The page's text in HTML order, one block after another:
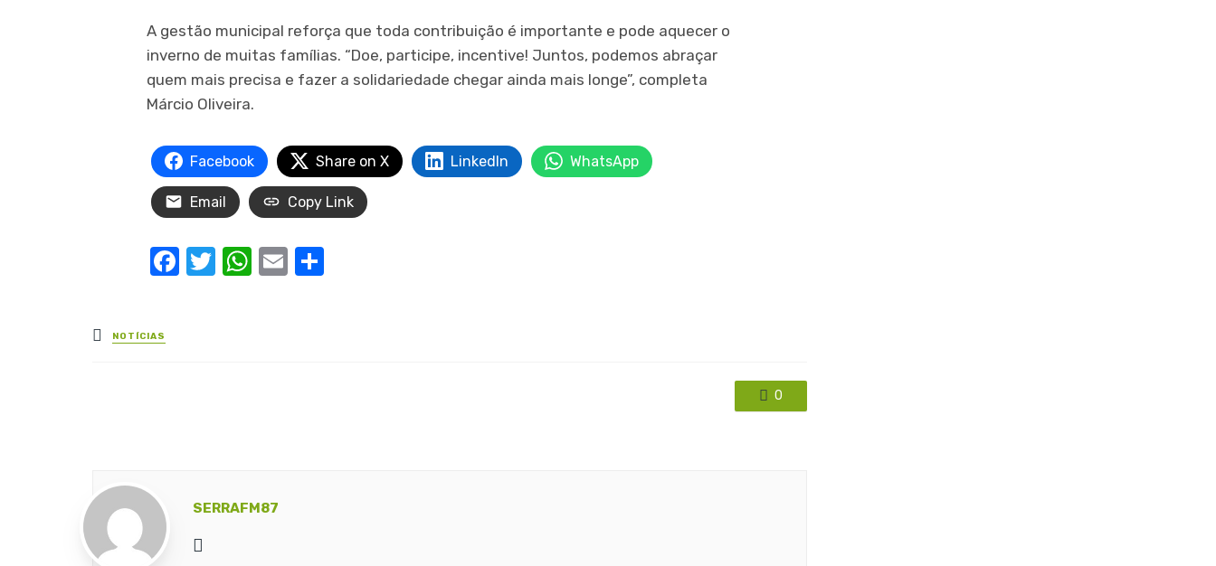
A gestão municipal reforça que toda contribuição é importante e pode aquecer o
inverno de muitas famílias. “Doe, participe, incentive! Juntos, podemos abraçar
quem mais precisa e fazer a solidariedade chegar ainda mais longe”, completa
Márcio Oliveira.
Facebook Share on X LinkedIn WhatsApp
Email Copy Link
Facebook
Twitter
WhatsApp
Email
Posted
in
NOTÍCIAS
0
SERRAFM87